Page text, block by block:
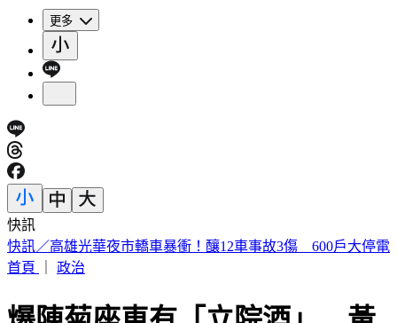
更多
快訊
預告基本工資要漲了！賴清德喊話企業：有獲利替「員工加
薪」